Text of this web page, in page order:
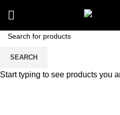
Tag
baru
SEARCH
Start typing to see products you